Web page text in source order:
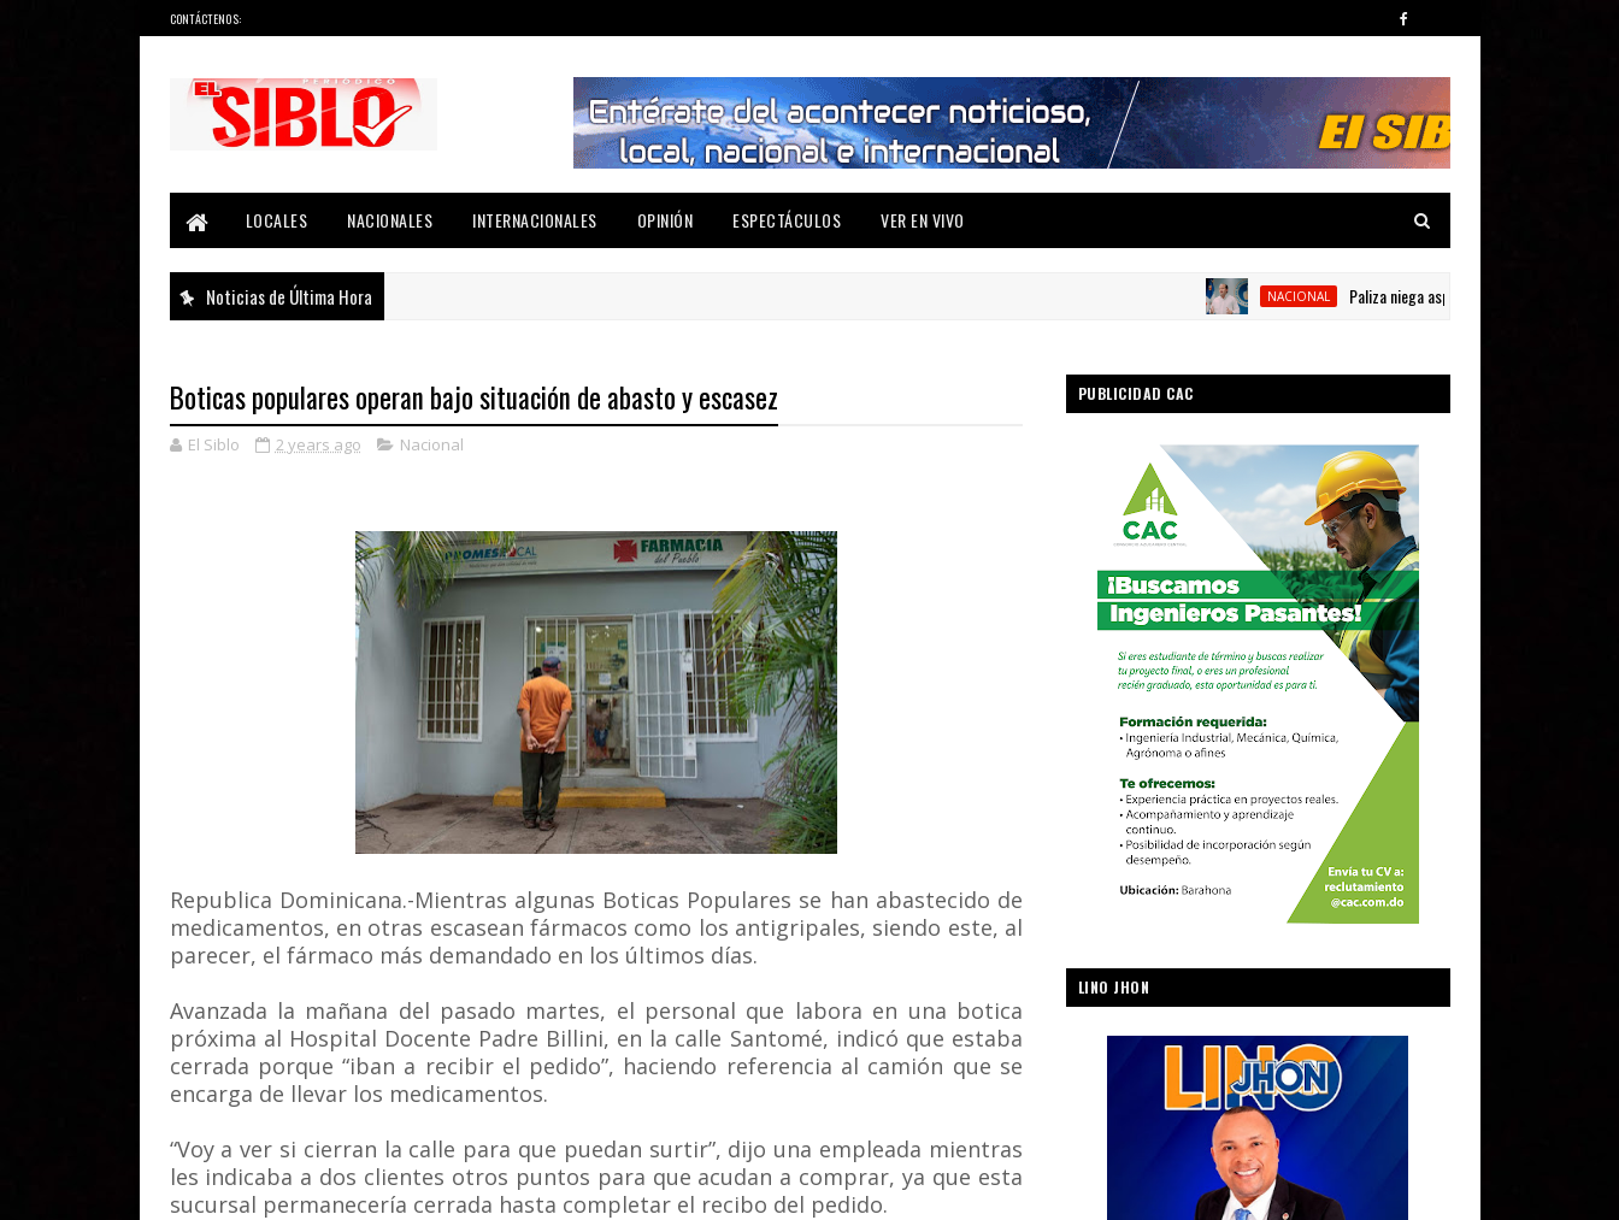
CONTÁCTENOS:
LOCALES
NACIONALES INTERNACIONALES OPINIÓN ESPECTÁCULOS VER EN VIVO
Noticias de Última Hora NACIONAL Paliza niega aspiraciones para el 2028
Boticas populares operan bajo situación de abasto y escasez
El Siblo 2 years ago Nacional
Republica Dominicana.-Mientras algunas Boticas Populares se han abastecido de
medicamentos, en otras escasean fármacos como los antigripales, siendo este, al
parecer, el fármaco más demandado en los últimos días.
Avanzada la mañana del pasado martes, el personal que labora en una botica
próxima al Hospital Docente Padre Billini, en la calle Santomé, indicó que estaba
cerrada porque “iban a recibir el pedido”, haciendo referencia al camión que se
encarga de llevar los medicamentos.
“Voy a ver si cierran la calle para que puedan surtir”, dijo una empleada mientras
les indicaba a dos clientes otros puntos para que acudan a comprar, ya que esta
sucursal permanecería cerrada hasta completar el recibo del pedido.
PUBLICIDAD CAC
LINO JHON